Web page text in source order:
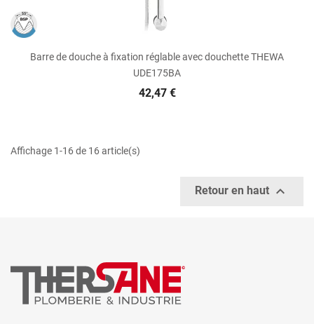
Barre de douche à fixation réglable avec douchette THEWA
UDE175BA
42,47 €
Affichage 1-16 de 16 article(s)
Retour en haut 